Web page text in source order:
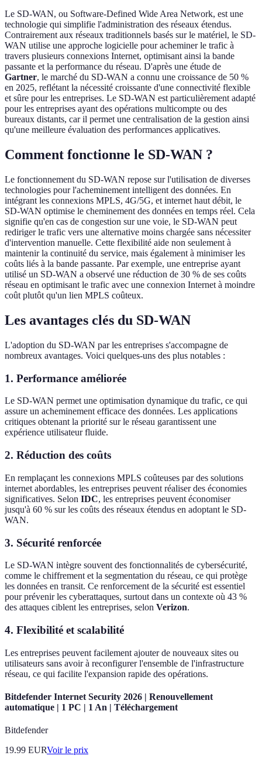
Le SD-WAN, ou Software-Defined Wide Area Network, est une
technologie qui simplifie l'administration des réseaux étendus.
Contrairement aux réseaux traditionnels basés sur le matériel, le SD-
WAN utilise une approche logicielle pour acheminer le trafic à
travers plusieurs connexions Internet, optimisant ainsi la bande
passante et la performance du réseau. D'après une étude de
Gartner, le marché du SD-WAN a connu une croissance de 50 %
en 2025, reflétant la nécessité croissante d'une connectivité flexible
et sûre pour les entreprises. Le SD-WAN est particulièrement adapté
pour les entreprises ayant des opérations multicompte ou des
bureaux distants, car il permet une centralisation de la gestion ainsi
qu'une meilleure évaluation des performances applicatives.
Comment fonctionne le SD-WAN ?
Le fonctionnement du SD-WAN repose sur l'utilisation de diverses
technologies pour l'acheminement intelligent des données. En
intégrant les connexions MPLS, 4G/5G, et internet haut débit, le
SD-WAN optimise le cheminement des données en temps réel. Cela
signifie qu'en cas de congestion sur une voie, le SD-WAN peut
rediriger le trafic vers une alternative moins chargée sans nécessiter
d'intervention manuelle. Cette flexibilité aide non seulement à
maintenir la continuité du service, mais également à minimiser les
coûts liés à la bande passante. Par exemple, une entreprise ayant
utilisé un SD-WAN a observé une réduction de 30 % de ses coûts
réseau en optimisant le trafic avec une connexion Internet à moindre
coût plutôt qu'un lien MPLS coûteux.
Les avantages clés du SD-WAN
L'adoption du SD-WAN par les entreprises s'accompagne de
nombreux avantages. Voici quelques-uns des plus notables :
1. Performance améliorée
Le SD-WAN permet une optimisation dynamique du trafic, ce qui
assure un acheminement efficace des données. Les applications
critiques obtenant la priorité sur le réseau garantissent une
expérience utilisateur fluide.
2. Réduction des coûts
En remplaçant les connexions MPLS coûteuses par des solutions
internet abordables, les entreprises peuvent réaliser des économies
significatives. Selon IDC, les entreprises peuvent économiser
jusqu'à 60 % sur les coûts des réseaux étendus en adoptant le SD-
WAN.
3. Sécurité renforcée
Le SD-WAN intègre souvent des fonctionnalités de cybersécurité,
comme le chiffrement et la segmentation du réseau, ce qui protège
les données en transit. Ce renforcement de la sécurité est essentiel
pour prévenir les cyberattaques, surtout dans un contexte où 43 %
des attaques ciblent les entreprises, selon Verizon.
4. Flexibilité et scalabilité
Les entreprises peuvent facilement ajouter de nouveaux sites ou
utilisateurs sans avoir à reconfigurer l'ensemble de l'infrastructure
réseau, ce qui facilite l'expansion rapide des opérations.
Bitdefender Internet Security 2026 | Renouvellement
automatique | 1 PC | 1 An | Téléchargement
Bitdefender
19.99 EURVoir le prix